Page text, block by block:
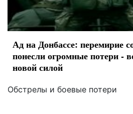
Ад на Донбассе: перемирие
понесли огромные потери -
новой силой
Обстрелы и боевые потери